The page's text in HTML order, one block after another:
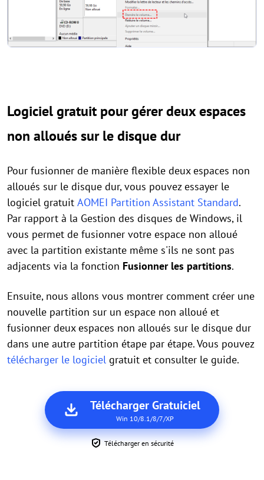
Logiciel gratuit pour gérer deux espaces
non alloués sur le disque dur
Pour fusionner de manière flexible deux espaces non
alloués sur le disque dur, vous pouvez essayer le
logiciel gratuit AOMEI Partition Assistant Standard.
Par rapport à la Gestion des disques de Windows, il
vous permet de fusionner votre espace non alloué
avec la partition existante même s'ils ne sont pas
adjacents via la fonction Fusionner les partitions.
Ensuite, nous allons vous montrer comment créer une
nouvelle partition sur un espace non alloué et
fusionner deux espaces non alloués sur le disque dur
dans une autre partition étape par étape. Vous pouvez
télécharger le logiciel gratuit et consulter le guide.
Télécharger Gratuiciel
Win 10/8.1/8/7/XP
Télécharger en sécurité